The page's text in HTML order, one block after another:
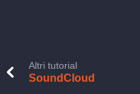
Altri tutorial
SoundCloud